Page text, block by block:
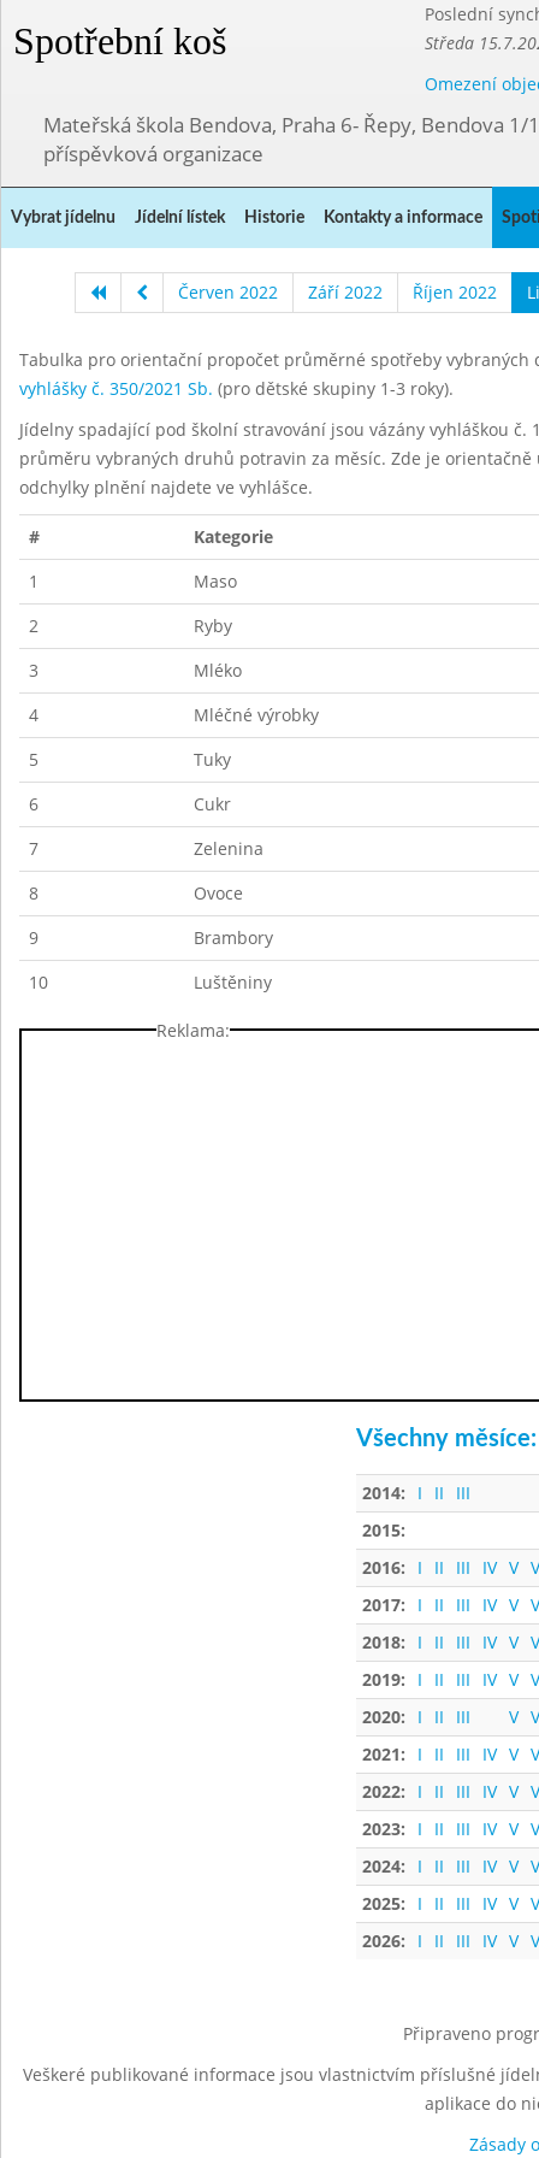
Spotřební koš
Poslední
Středa
Omezení
Mateřská škola Bendova, Praha 6- Řepy, Bendova 1/
příspěvková organizace
Vybrat jídelnu Jídelní lístek Historie Kontakty a informace
Červen 2022 Září 2022 Říjen 2022
Tabulka pro orientační propočet průměrné spotřeby
vyhlášky č. 350/2021 Sb. (pro dětské skupiny 1-3 roky).
Jídelny spadající pod školní stravování jsou vázány vyhláškou
průměru vybraných druhů potravin za měsíc. Zde je
odchylky plnění najdete ve vyhlášce.
#
Kategorie
1
Maso
2
Ryby
3
Mléko
4
Mléčné výrobky
5
Tuky
6
Cukr
7
Zelenina
8
Ovoce
9
Brambory
10
Luštěniny
Reklama:
Všechny měsíce:
2014: I II
III
2015:
2016:
I II III IV V
2017:
I II III IV V
2018:
I II III IV V
2019:
I II III IV V
2020:
I II III V
2021:
I II III IV V
2022:
I II III IV V
2023:
I II III IV V
2024:
I II III IV V
2025:
I II III IV V
2026:
I II III IV V
Připraveno
Veškeré publikované informace jsou vlastnictvím příslušné
aplikace do
Zásady